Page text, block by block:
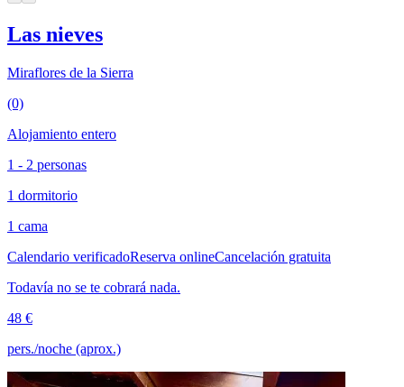
Las nieves
Miraflores de la Sierra
(0)
Alojamiento entero
1 - 2 personas
1 dormitorio
1 cama
Calendario verificadoReserva onlineCancelación gratuita
Todavía no se te cobrará nada.
48 €
pers./noche (aprox.)